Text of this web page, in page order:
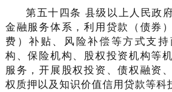
第五十四条 县级以上人民政
金融服务体系，利用贷款（债券
费）补贴、风险补偿等方式支
构、保险机构、股权投资机构等
服务，开展股权投资、债权融资
权质押以及知识价值信用贷款等科